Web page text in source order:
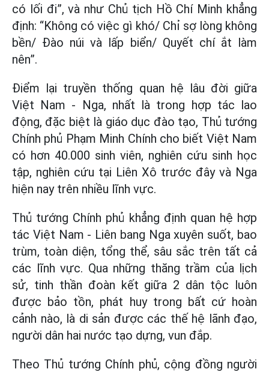
có lối đi”, và như Chủ tịch Hồ Chí Minh khẳng
định: “Không có việc gì khó/ Chỉ sợ lòng không
bền/ Đào núi và lấp biển/ Quyết chí ắt làm
nên”.
Điểm lại truyền thống quan hệ lâu đời giữa
Việt Nam - Nga, nhất là trong hợp tác lao
động, đặc biệt là giáo dục đào tạo, Thủ tướng
Chính phủ Phạm Minh Chính cho biết Việt Nam
có hơn 40.000 sinh viên, nghiên cứu sinh học
tập, nghiên cứu tại Liên Xô trước đây và Nga
hiện nay trên nhiều lĩnh vực.
Thủ tướng Chính phủ khẳng định quan hệ hợp
tác Việt Nam - Liên bang Nga xuyên suốt, bao
trùm, toàn diện, tổng thể, sâu sắc trên tất cả
các lĩnh vực. Qua những thăng trầm của lịch
sử, tinh thần đoàn kết giữa 2 dân tộc luôn
được bảo tồn, phát huy trong bất cứ hoàn
cảnh nào, là di sản được các thế hệ lãnh đạo,
người dân hai nước tạo dựng, vun đắp.
Theo Thủ tướng Chính phủ, cộng đồng người